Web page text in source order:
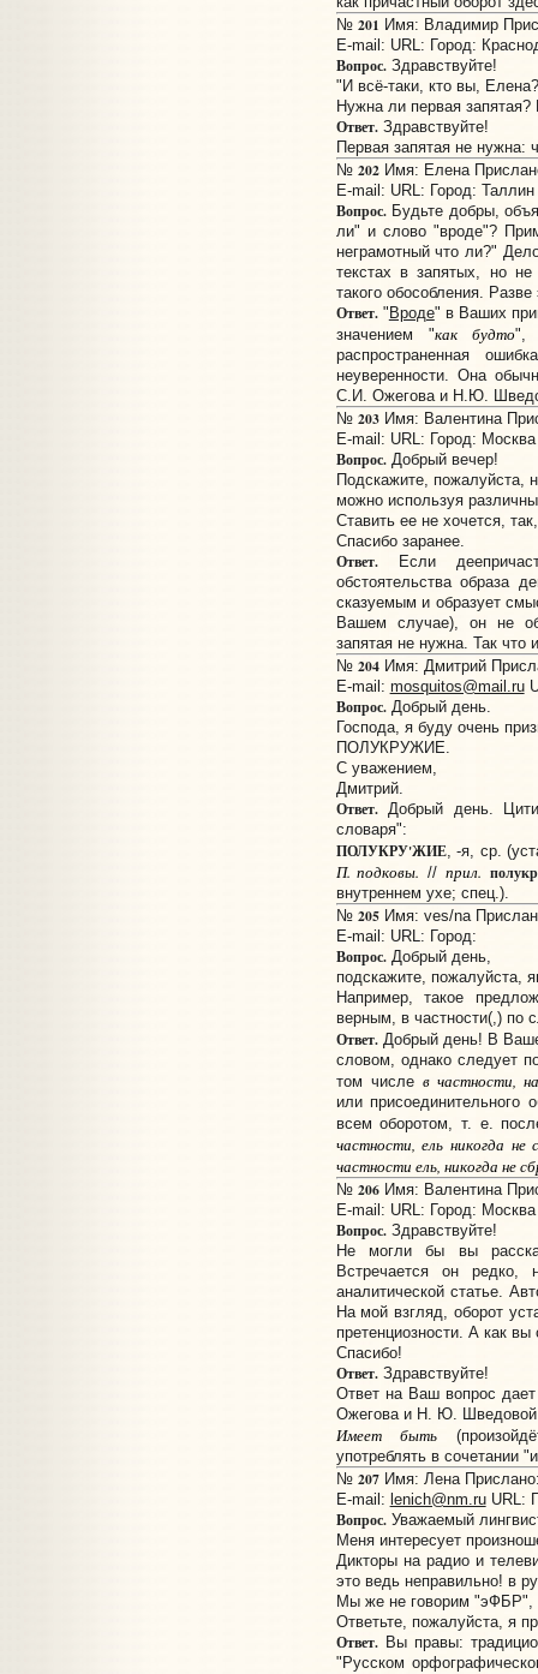
№ 201 Имя: Владимир
E-mail: URL: Город:
Вопрос.Здравствуйте!
"И всё-таки, кто вы,
Нужна ли первая
Ответ.Здравствуйте!
Первая запятая не нужна:
№ 202Имя: Елена
E-mail: URL: Город: Таллин
Вопрос.Будьте добры,
ли" и слово "вроде"?
неграмотный что ли?"
текстах в запятых, но
такого обособления.
Ответ." Вроде" в Ваших
значением "как будто",
распространенная
неуверенности. Она
С.И. Ожегова и Н.Ю.
№ 203Имя: Валентина
E-mail: URL: Город: Москва
Вопрос.Добрый вечер!
Подскажите, пожалуйста,
можно используя
Ставить ее не хочется,
Спасибо заранее.
Ответ.Если
обстоятельства образа
сказуемым и образует
Вашем случае), он не
запятая не нужна. Так что
№ 204Имя: Дмитрий
E-mail: mosquitos@mail.ru
Вопрос.Добрый день.
Господа, я буду очень
ПОЛУКРУЖИЕ.
С уважением,
Дмитрий.
Ответ.Добрый день.
словаря":
ПОЛУКРУ'ЖИЕ, -я, ср.
П. подковы. //прил.
внутреннем ухе; спец.).
№ 205Имя: ves/na
E-mail: URL: Город:
Вопрос.Добрый день,
подскажите, пожалуйста,
Например, такое
верным, в частности(,) по
Ответ.Добрый день! В
словом, однако следует
том числе в частности,
или присоединительного
всем оборотом, т. е.
частности, ель никогда не
частности ель, никогда не
№ 206Имя: Валентина
E-mail: URL: Город: Москва
Вопрос.Здравствуйте!
Не могли бы вы
Встречается он
аналитической статье.
На мой взгляд, оборот
претенциозности. А как вы
Спасибо!
Ответ.Здравствуйте!
Ответ на Ваш вопрос
Ожегова и Н. Ю. Шведовой
Имеет быть
употреблять в сочетании
№ 207Имя: Лена
E-mail: lenich@nm.ruURL:
Вопрос.Уважаемый
Меня интересует
Дикторы на радио и
это ведь неправильно! в
Мы же не говорим "эФБР",
Ответьте, пожалуйста, я
Ответ.Вы правы:
"Русском